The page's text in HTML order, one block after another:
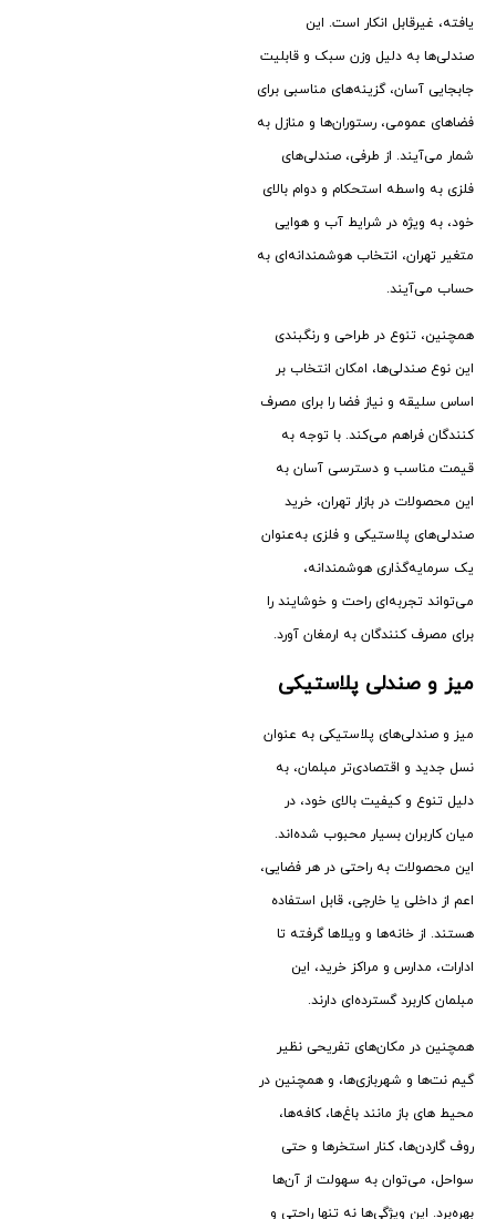
یافته، غیرقابل ‌انکار است. این
صندلی‌ها به‌ دلیل وزن سبک و قابلیت
جابجایی آسان، گزینه‌های مناسبی برای
فضاهای عمومی، رستوران‌ها و منازل به
شمار می‌آیند. از طرفی، صندلی‌های
فلزی به ‌واسطه استحکام و دوام بالای
خود، به ‌ویژه در شرایط آب و هوایی
متغیر تهران، انتخاب هوشمندانه‌ای به‌
حساب می‌آیند.
همچنین، تنوع در طراحی و رنگبندی
این نوع صندلی‌ها، امکان انتخاب بر
اساس سلیقه و نیاز فضا را برای مصرف
‌کنندگان فراهم می‌کند. با توجه به
قیمت مناسب و دسترسی آسان به
این محصولات در بازار تهران، خرید
صندلی‌های پلاستیکی و فلزی به‌عنوان
یک سرمایه‌گذاری هوشمندانه،
می‌تواند تجربه‌ای راحت و خوشایند را
برای مصرف‌ کنندگان به ارمغان آورد.
میز و صندلی پلاستیکی
میز و صندلی‌های پلاستیکی به عنوان
نسل جدید و اقتصادی‌تر مبلمان، به
دلیل تنوع و کیفیت بالای خود، در
میان کاربران بسیار محبوب شده‌اند.
این محصولات به راحتی در هر فضایی،
اعم از داخلی یا خارجی، قابل استفاده
هستند. از خانه‌ها و ویلاها گرفته تا
ادارات، مدارس و مراکز خرید، این
مبلمان کاربرد گسترده‌ای دارند.
همچنین در مکان‌های تفریحی نظیر
گیم نت‌ها و شهربازی‌ها، و همچنین در
محیط‌ های باز مانند باغ‌ها، کافه‌ها،
روف گاردن‌ها، کنار استخرها و حتی
سواحل، می‌توان به سهولت از آن‌ها
بهره‌برد. این ویژگی‌ها نه تنها راحتی و